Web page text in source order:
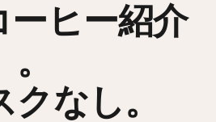
ーヒー紹介
。
クなし。